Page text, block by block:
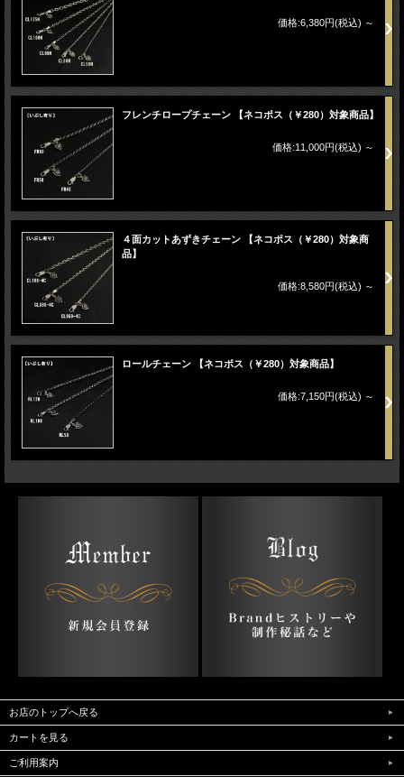
価格:6,380円(税込) ～
フレンチロープチェーン 【ネコポス（￥280）対象商品】
価格:11,000円(税込) ～
４面カットあずきチェーン 【ネコポス（￥280）対象商
品】
価格:8,580円(税込) ～
ロールチェーン 【ネコポス（￥280）対象商品】
価格:7,150円(税込) ～
お店のトップへ戻る
カートを見る
ご利用案内